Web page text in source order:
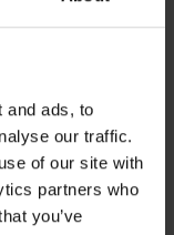
and ads, to
our traffic.
of our site with
partners who
you’ve
van rooibos
een positief effect
door het stofje